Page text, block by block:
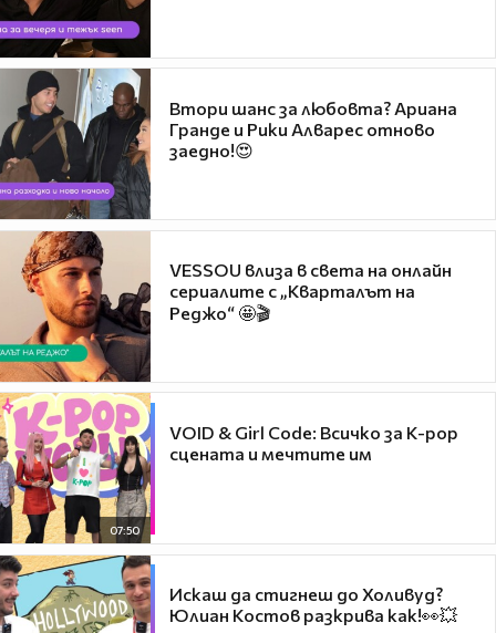
Втори шанс за любовта? Ариана
Гранде и Рики Алварес отново
заедно!😍
VESSOU влиза в света на онлайн
сериалите с „Кварталът на
Реджо“ 🤩🎬
07:50
VOID & Girl Code: Всичко за K-pop
сцената и мечтите им
Искаш да стигнеш до Холивуд?
Юлиан Костов разкрива как!👀💥